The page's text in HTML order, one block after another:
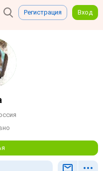
Регистрация Вход